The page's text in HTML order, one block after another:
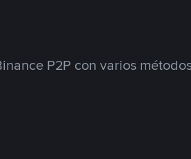
P2P con varios